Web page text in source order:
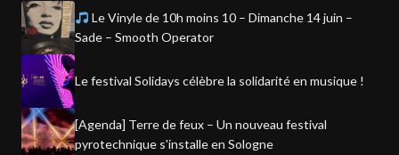
Le Vinyle de 10h moins 10 – Dimanche 14 juin –
Sade – Smooth Operator
Le festival Solidays célèbre la solidarité en musique !
[Agenda] Terre de feux – Un nouveau festival
pyrotechnique s'installe en Sologne